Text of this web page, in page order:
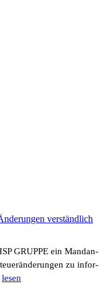
verständ­lich
GRUPPE ein Mandan­
zu infor­
lesen